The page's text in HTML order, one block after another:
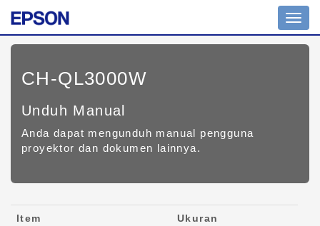
CH-QL3000W
Unduh Manual
Anda dapat mengunduh manual pengguna
proyektor dan dokumen lainnya.
Item
Ukuran